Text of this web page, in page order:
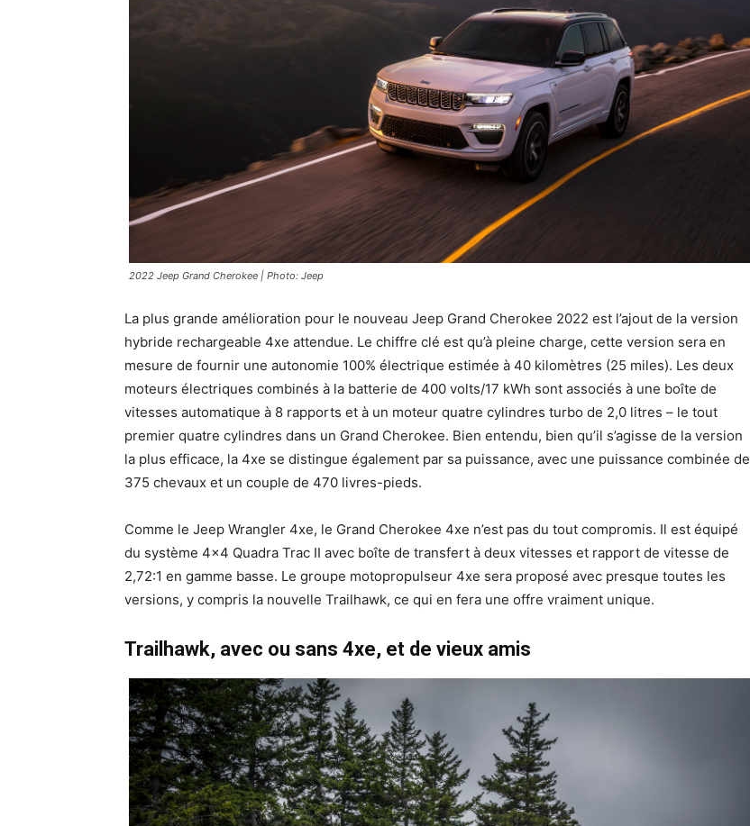
2022 Jeep Grand Cherokee | Photo: Jeep
La plus grande amélioration pour le nouveau Jeep Grand Cherokee 2022 est l’ajout de la version
hybride rechargeable 4xe attendue. Le chiffre clé est qu’à pleine charge, cette version sera en
mesure de fournir une autonomie 100% électrique estimée à 40 kilomètres (25 miles). Les deux
moteurs électriques combinés à la batterie de 400 volts/17 kWh sont associés à une boîte de
vitesses automatique à 8 rapports et à un moteur quatre cylindres turbo de 2,0 litres – le tout
premier quatre cylindres dans un Grand Cherokee. Bien entendu, bien qu’il s’agisse de la version
la plus efficace, la 4xe se distingue également par sa puissance, avec une puissance combinée de
375 chevaux et un couple de 470 livres-pieds.
Comme le Jeep Wrangler 4xe, le Grand Cherokee 4xe n’est pas du tout compromis. Il est équipé
du système 4×4 Quadra Trac II avec boîte de transfert à deux vitesses et rapport de vitesse de
2,72:1 en gamme basse. Le groupe motopropulseur 4xe sera proposé avec presque toutes les
versions, y compris la nouvelle Trailhawk, ce qui en fera une offre vraiment unique.
Trailhawk, avec ou sans 4xe, et de vieux amis